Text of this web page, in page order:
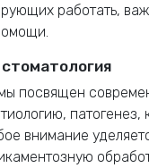
работать,
посвящен
внимание